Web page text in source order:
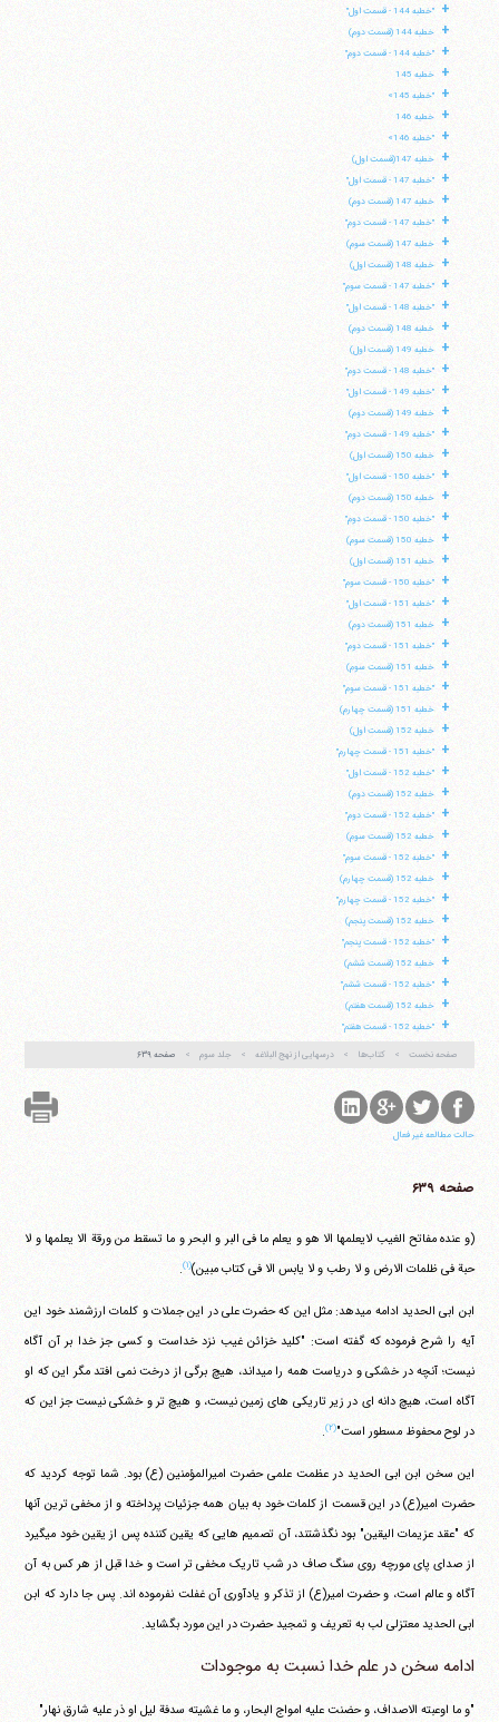
+ "خطبه 144 - قسمت اول"
+ خطبه 144 (قسمت دوم)
+ "خطبه 144 - قسمت دوم"
+ خطبه 145
+ "خطبه 145»
+ خطبه 146
+ "خطبه 146»
+ خطبه 147(قسمت اول)
+ "خطبه 147 - قسمت اول"
+ خطبه 147 (قسمت دوم)
+ "خطبه 147 - قسمت دوم"
+ خطبه 147 (قسمت سوم)
+ خطبه 148 (قسمت اول)
+ "خطبه 147 - قسمت سوم"
+ "خطبه 148 - قسمت اول"
+ خطبه 148 (قسمت دوم)
+ خطبه 149 (قسمت اول)
+ "خطبه 148 - قسمت دوم"
+ "خطبه 149 - قسمت اول"
+ خطبه 149 (قسمت دوم)
+ "خطبه 149 - قسمت دوم"
+ خطبه 150 (قسمت اول)
+ "خطبه 150 - قسمت اول"
+ خطبه 150 (قسمت دوم)
+ "خطبه 150 - قسمت دوم"
+ خطبه 150 (قسمت سوم)
+ خطبه 151 (قسمت اول)
+ "خطبه 150 - قسمت سوم"
+ "خطبه 151 - قسمت اول"
+ خطبه 151 (قسمت دوم)
+ "خطبه 151 - قسمت دوم"
+ خطبه 151 (قسمت سوم)
+ "خطبه 151 - قسمت سوم"
+ خطبه 151 (قسمت چهارم)
+ خطبه 152 (قسمت اول)
+ "خطبه 151 - قسمت چهارم"
+ "خطبه 152 - قسمت اول"
+ خطبه 152 (قسمت دوم)
+ "خطبه 152 - قسمت دوم"
+ خطبه 152 (قسمت سوم)
+ "خطبه 152 - قسمت سوم"
+ خطبه 152 (قسمت چهارم)
+ "خطبه 152 - قسمت چهارم"
+ خطبه 152 (قسمت پنجم)
+ "خطبه 152 - قسمت پنجم"
+ خطبه 152 (قسمت ششم)
+ "خطبه 152 - قسمت ششم"
+ خطبه 152 (قسمت هفتم)
+ "خطبه 152 - قسمت هفتم"
صفحه نخست کتاب‌ها درسهایی از نهج البلاغه جلد سوم صفحه ۶۳۹
حالت مطالعه غیر فعال
صفحه ۶۳۹
(و عنده مفاتح الغیب لایعلمها الا هو و یعلم ما فی البر و البحر و ما تسقط من ورقة الا یعلمها و لا
حبة فی ظلمات الارض و لا رطب و لا یابس الا فی کتاب مبین)(۱) .
ابن ابی الحدید ادامه می‎دهد: مثل این که حضرت علی در این جملات و کلمات ارزشمند خود این
آیه را شرح فرموده که گفته است: "کلید خزائن غیب نزد خداست و کسی جز خدا بر آن آگاه
نیست؛ آنچه در خشکی و دریاست همه را می‎داند، هیچ برگی از درخت نمی افتد مگر این که او
آگاه است، هیچ دانه ای در زیر تاریکی های زمین نیست، و هیچ تر و خشکی نیست جز این که
در لوح محفوظ مسطور است"(۲) .
این سخن ابن ابی الحدید در عظمت علمی حضرت امیرالمؤمنین (ع) بود. شما توجه کردید که
حضرت امیر(ع) در این قسمت از کلمات خود به بیان همه جزئیات پرداخته و از مخفی ترین آنها
که "عقد عزیمات الیقین" بود نگذشتند، آن تصمیم هایی که یقین کننده پس از یقین خود می‎گیرد
از صدای پای مورچه روی سنگ صاف در شب تاریک مخفی تر است و خدا قبل از هر کس به آن
آگاه و عالم است، و حضرت امیر(ع) از تذکر و یادآوری آن غفلت نفرموده اند. پس جا دارد که ابن
ابی الحدید معتزلی لب به تعریف و تمجید حضرت در این مورد بگشاید.
ادامه سخن در علم خدا نسبت به موجودات
"و ما اوعبته الاصداف، و حضنت علیه امواج البحار، و ما غشیته سدفة لیل او ذر علیه شارق نهار"